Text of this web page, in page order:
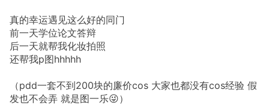
真的幸运遇见这么好的同门
前一天学位论文答辩
后一天就帮我化妆拍照
还帮我p图hhhhh
（pdd一套不到200块的廉价cos 大家也都没有cos经验 假
发也不会弄 就是图一乐😜）